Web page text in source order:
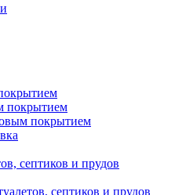
покрытием
покрытием
септиков и прудов
септиков и прудов